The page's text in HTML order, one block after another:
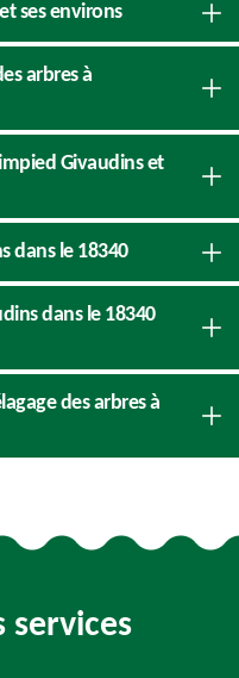
ses environs
arbres à
Givaudins et
dans le 18340
dans le 18340
des arbres à
services